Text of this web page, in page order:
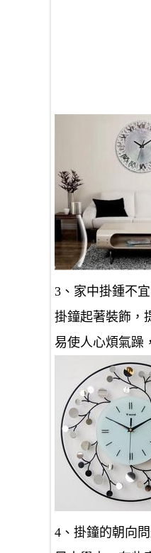
3、家中掛鍾
掛鐘起著裝飾，
易使人心煩氣躁
4、掛鐘的朝